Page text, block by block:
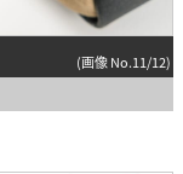
(画像 No.11/12)